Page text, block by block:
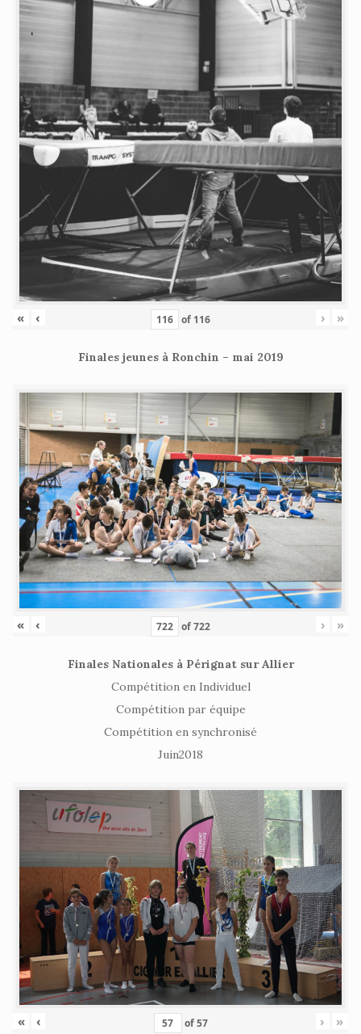
« ‹ of 116 › »
Finales jeunes à Ronchin – mai 2019
« ‹ of722 › »
Finales Nationales à Pérignat sur Allier
Compétition en Individuel
Compétition par équipe
Compétition en synchronisé
Juin2018
« ‹ of57 › »